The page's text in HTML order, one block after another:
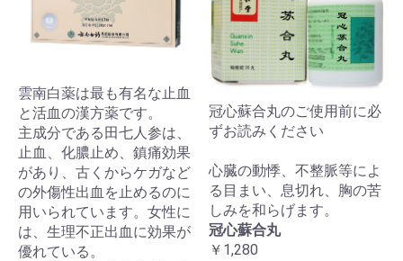
雲南白薬は最も有名な止血
と活血の漢方薬です。
主成分である田七人参は、
止血、化膿止め、鎮痛効果
があり、古くからケガなど
の外傷性出血を止めるのに
用いられています。女性に
は、生理不正出血に効果が
優れている。
冠心蘇合丸のご使用前に必
ずお読みください
心臓の動悸、不整脈等によ
る目まい、息切れ、胸の苦
しみを和らげます。
冠心蘇合丸
￥1,280